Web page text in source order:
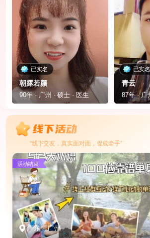
已实名
朝露若颜
90年 · 广州 · 硕士 · 医生
已实名
青云
“线下交友，真实面对面，促成牵手”
广东 · 广州
活动结束